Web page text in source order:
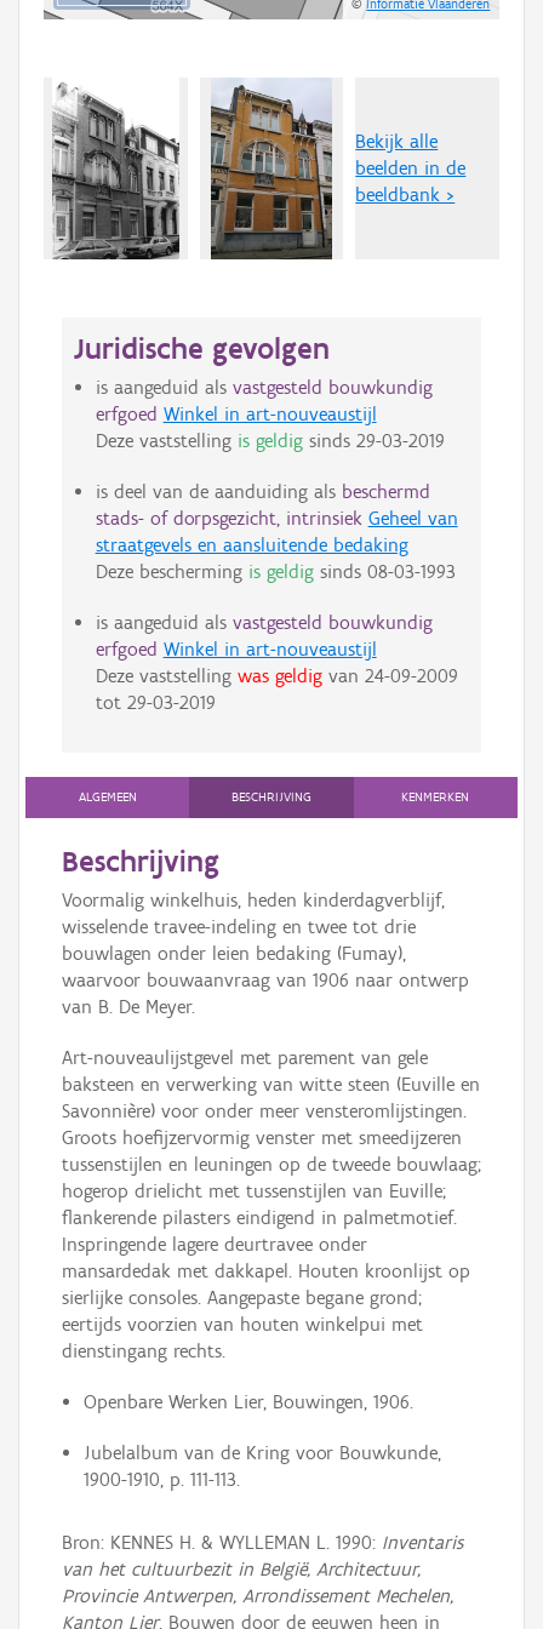
©Informatie Vlaanderen
Bekijk alle
beelden in de
beeldbank >
Juridische gevolgen
is aangeduid als vastgesteld bouwkundig
erfgoed Winkel in art-nouveaustijl
Deze vaststelling is geldigsinds 29-03-2019
is deel van de aanduiding als beschermd
stads- of dorpsgezicht, intrinsiek Geheel van
straatgevels en aansluitende bedaking
Deze bescherming is geldigsinds 08-03-1993
is aangeduid als vastgesteld bouwkundig
erfgoed Winkel in art-nouveaustijl
Deze vaststelling was geldigvan 24-09-2009
tot 29-03-2019
ALGEMEEN BESCHRIJVING KENMERKEN
Beschrijving
Voormalig winkelhuis, heden kinderdagverblijf,
wisselende travee-indeling en twee tot drie
bouwlagen onder leien bedaking (Fumay),
waarvoor bouwaanvraag van 1906 naar ontwerp
van B. De Meyer.
Art-nouveaulijstgevel met parement van gele
baksteen en verwerking van witte steen (Euville en
Savonnière) voor onder meer vensteromlijstingen.
Groots hoefijzervormig venster met smeedijzeren
tussenstijlen en leuningen op de tweede bouwlaag;
hogerop drielicht met tussenstijlen van Euville;
flankerende pilasters eindigend in palmetmotief.
Inspringende lagere deurtravee onder
mansardedak met dakkapel. Houten kroonlijst op
sierlijke consoles. Aangepaste begane grond;
eertijds voorzien van houten winkelpui met
dienstingang rechts.
Openbare Werken Lier, Bouwingen, 1906.
Jubelalbum van de Kring voor Bouwkunde,
1900-1910, p. 111-113.
Bron: KENNES H. & WYLLEMAN L. 1990: Inventaris
van het cultuurbezit in België, Architectuur,
Provincie Antwerpen, Arrondissement Mechelen,
Kanton Lier, Bouwen door de eeuwen heen in